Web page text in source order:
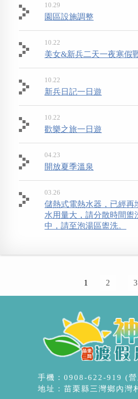
10.29
園區設施調整
10.22
美女&新兵二天一夜寒假
10.22
新兵日記一日遊
10.22
歡樂之旅一日遊
04.23
開放夏季溫泉
03.26
儲熱式電熱水器，已經再
水用量大，請分散時間盥
中，請至泡湯區盥洗。
1 2 3
手機：0908-622-919 (
地址：苗栗縣三灣鄉內灣